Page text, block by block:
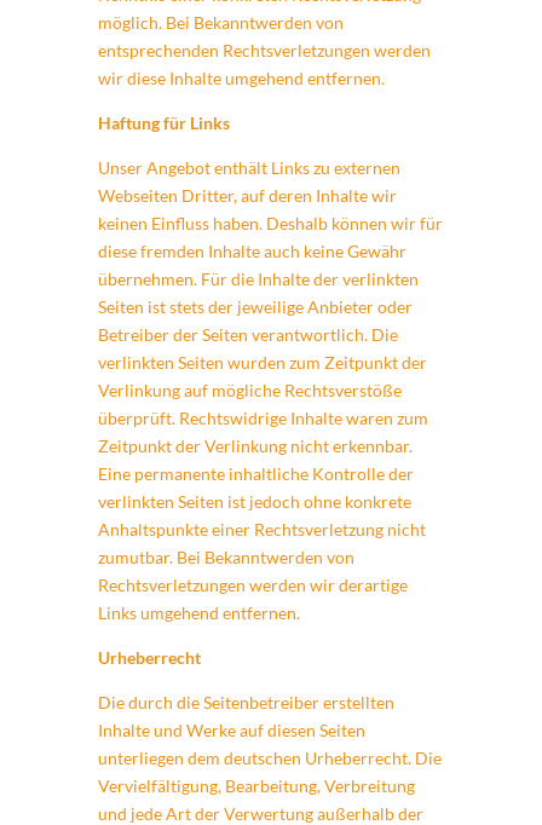
möglich. Bei Bekanntwerden von
entsprechenden Rechtsverletzungen werden
wir diese Inhalte umgehend entfernen.
Haftung für Links
Unser Angebot enthält Links zu externen
Webseiten Dritter, auf deren Inhalte wir
keinen Einfluss haben. Deshalb können wir für
diese fremden Inhalte auch keine Gewähr
übernehmen. Für die Inhalte der verlinkten
Seiten ist stets der jeweilige Anbieter oder
Betreiber der Seiten verantwortlich. Die
verlinkten Seiten wurden zum Zeitpunkt der
Verlinkung auf mögliche Rechtsverstöße
überprüft. Rechtswidrige Inhalte waren zum
Zeitpunkt der Verlinkung nicht erkennbar.
Eine permanente inhaltliche Kontrolle der
verlinkten Seiten ist jedoch ohne konkrete
Anhaltspunkte einer Rechtsverletzung nicht
zumutbar. Bei Bekanntwerden von
Rechtsverletzungen werden wir derartige
Links umgehend entfernen.
Urheberrecht
Die durch die Seitenbetreiber erstellten
Inhalte und Werke auf diesen Seiten
unterliegen dem deutschen Urheberrecht. Die
Vervielfältigung, Bearbeitung, Verbreitung
und jede Art der Verwertung außerhalb der